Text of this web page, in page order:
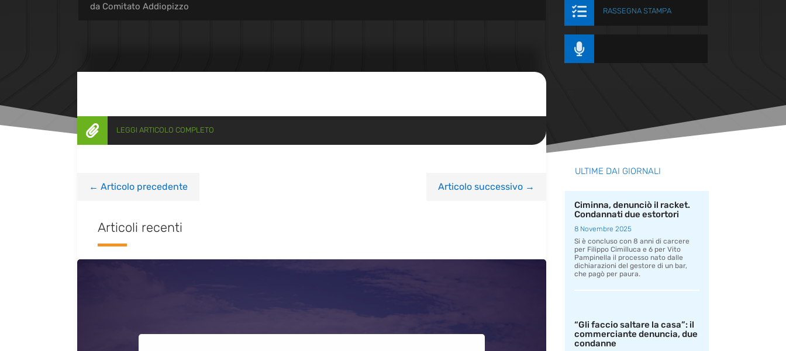
da Comitato Addiopizzo  RASSEGNA STAMPA

 LEGGI ARTICOLO COMPLETO
← Articolo precedente Articolo successivo→
Articoli recenti
ULTIME DAI GIORNALI
Ciminna, denunciò il racket.
Condannati due estortori
8 Novembre 2025
Si è concluso con 8 anni di carcere
per Filippo Cimilluca e 6 per Vito
Pampinella il processo nato dalle
dichiarazioni del gestore di un bar,
che pagò per paura.
“Gli faccio saltare la casa”: il
commerciante denuncia, due
condanne